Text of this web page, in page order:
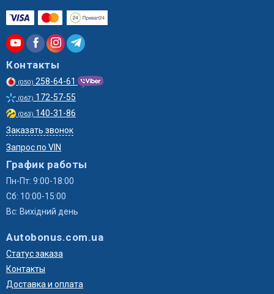
Контакты
(050) 258-64-61
(067) 172-57-55
(063) 140-31-86
Заказать звонок
Запрос по VIN
График работы
Пн-Пт: 9:00-18:00
Сб: 10:00-15:00
Вс: Вихідний день
Autobonus.com.ua
Статус заказа
Контакты
Доставка и оплата